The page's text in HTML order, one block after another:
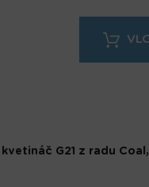
kvetináč G21 z radu Coal,